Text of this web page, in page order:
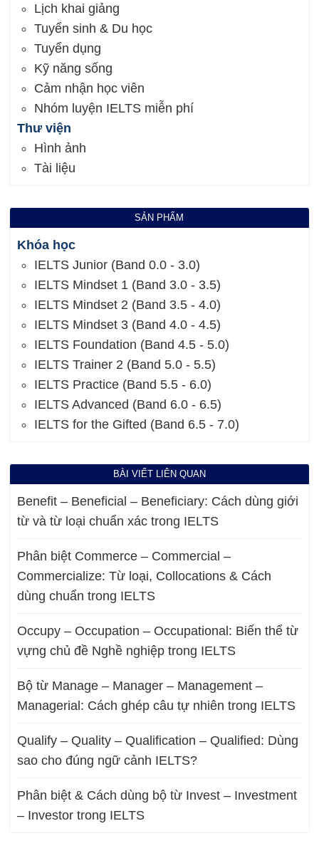
Lịch khai giảng
Tuyển sinh & Du học
Tuyển dụng
Kỹ năng sống
Cảm nhận học viên
Nhóm luyện IELTS miễn phí
Thư viện
Hình ảnh
Tài liệu
SẢN PHẨM
Khóa học
IELTS Junior (Band 0.0 - 3.0)
IELTS Mindset 1 (Band 3.0 - 3.5)
IELTS Mindset 2 (Band 3.5 - 4.0)
IELTS Mindset 3 (Band 4.0 - 4.5)
IELTS Foundation (Band 4.5 - 5.0)
IELTS Trainer 2 (Band 5.0 - 5.5)
IELTS Practice (Band 5.5 - 6.0)
IELTS Advanced (Band 6.0 - 6.5)
IELTS for the Gifted (Band 6.5 - 7.0)
BÀI VIẾT LIÊN QUAN
Benefit – Beneficial – Beneficiary: Cách dùng giới
từ và từ loại chuẩn xác trong IELTS
Phân biệt Commerce – Commercial –
Commercialize: Từ loại, Collocations & Cách
dùng chuẩn trong IELTS
Occupy – Occupation – Occupational: Biến thể từ
vựng chủ đề Nghề nghiệp trong IELTS
Bộ từ Manage – Manager – Management –
Managerial: Cách ghép câu tự nhiên trong IELTS
Qualify – Quality – Qualification – Qualified: Dùng
sao cho đúng ngữ cảnh IELTS?
Phân biệt & Cách dùng bộ từ Invest – Investment
– Investor trong IELTS